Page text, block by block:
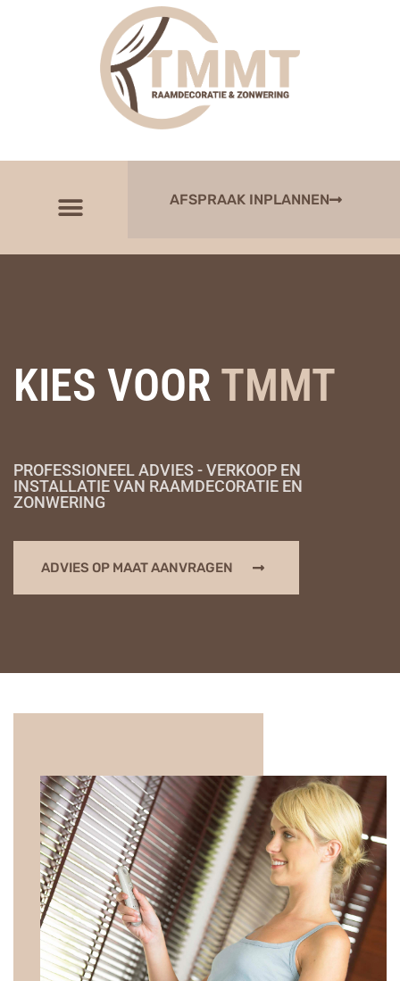
AFSPRAAK INPLANNEN
KIES VOOR TMMT
PROFESSIONEEL ADVIES - VERKOOP EN
INSTALLATIE VAN RAAMDECORATIE EN
ZONWERING
ADVIES OP MAAT AANVRAGEN